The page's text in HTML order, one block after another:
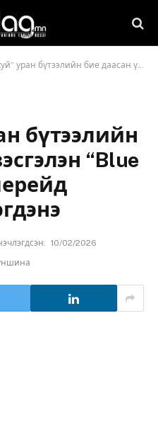
бие даасан үзэсгэлэн “Blue mon” арт галлерейд удахгүй дэлгэгдэнэ
бүтээлийн
“Blue
10/02/2026